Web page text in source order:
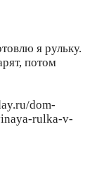
я рульку.
потом
dom-
rulka-v-